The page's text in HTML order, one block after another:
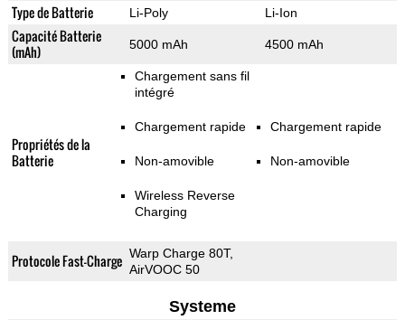
Type de Batterie Li-Poly Li-Ion
Capacité Batterie
(mAh)
5000 mAh 4500 mAh
Propriétés de la
Batterie
Chargement sans fil
intégré
Chargement rapide
Non-amovible
Wireless Reverse
Charging
Chargement rapide
Non-amovible
Protocole Fast-Charge Warp Charge 80T,
AirVOOC 50
Systeme